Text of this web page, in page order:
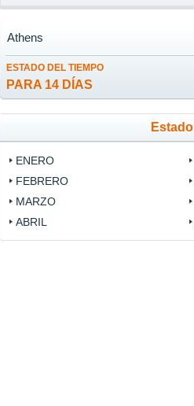
ESTADO DEL TIEMPO
PARA 14 DÍAS
Athens
ENERO
FEBRERO
MARZO
ABRIL